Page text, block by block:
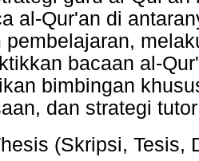
al-Qur'an di
pembelajaran,
bacaan al-
bimbingan
dan strategi
(Skripsi, Tesis,